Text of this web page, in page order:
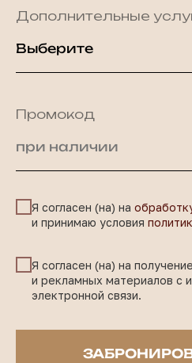
Дополнительные
Промокод
Я согласен (на) на
и принимаю условия
Я согласен (на) на
и рекламных материалов с
электронной связи.